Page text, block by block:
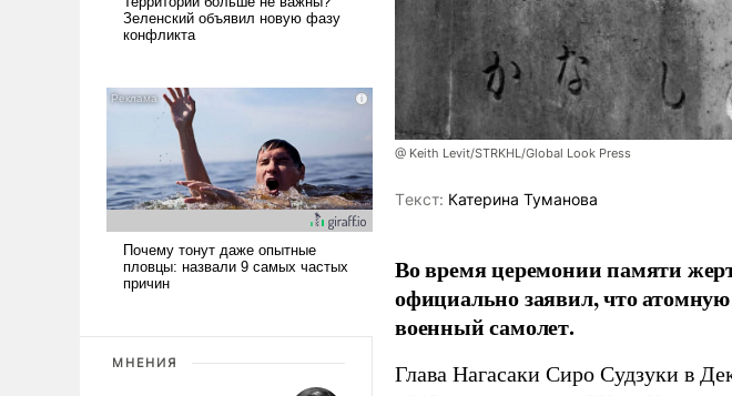
МНЕНИЯ
@ Keith Levit/STRKHL/Global Look Press
Tекст: Катерина Туманова
Во время церемонии памяти
официально заявил, что
военный самолет.
Глава Нагасаки Сиро Судзуки в